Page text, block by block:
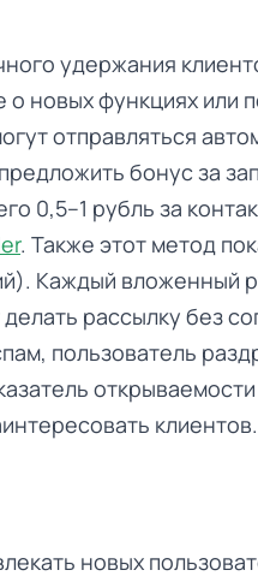
удержания
о новых функциях или
отправляться
бонус за
0,5–1 рубль за
. Также этот метод
Каждый вложенный
рассылку без
пользователь
клиентов.
новых